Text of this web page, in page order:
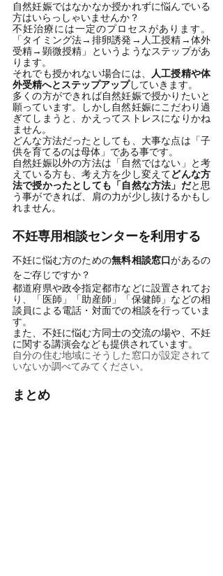
自然妊娠ではなかなか授かれずに悩んでいる
方はいらっしゃいませんか？
不妊治療には一定のプロセスがあります。
「タイミング法→排卵誘発→人工授精→体外
受精→顕微授精」というようなステップがあ
ります。
それでも授かれない場合には、
人工授精や体
外受精へとステップアップしていきます。
多くの方ができれば自然妊娠で授かりたいと
願っています。しかし自然妊娠にこだわり過
ぎてしまうと、かえってストレスになりかね
ません。
どんな方法だったとしても、大事な点は「子
供を育てるのは母体」である事です。
自然妊娠以外の方法は「自然ではない」と考
えている方も、考え方を少し変えてどんな方
法で授かったとしても「自然な方法」だと思
う事ができれば、肩の力が少し抜けるかもし
れません。
不妊専用相談センターを利用する
不妊に悩む方のための無料相談窓口があるの
をご存じですか？
都道府県や政令指定都市などに設置されてお
り、「医師」「助産師」「保健師」などの相
談員による電話・対面での相談を行っていま
す。
また、不妊に悩む方同士の交流の場や、不妊
に関する講演会なども提供されています。
自分の住む地域にそうした窓口が設定されて
いないか調べてみてください。
まとめ